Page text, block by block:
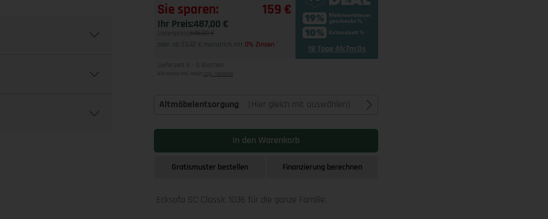
Sie sparen: 159 €
Ihr Preis:487,00 €
Listenpreis: 646,00 €
oder ab 23,42 € monatlich mit 0% Zinsen 18 Tage 4h:6m:59s
Lieferzeit 6 - 8 Wochen
Alle Preise inkl. MwSt zzgl. Versand
Altmöbelentsorgung (Hier gleich mit auswählen)
In den Warenkorb
Gratismuster bestellen Finanzierung berechnen
Ecksofa SC Classic 1036 für die ganze Familie.